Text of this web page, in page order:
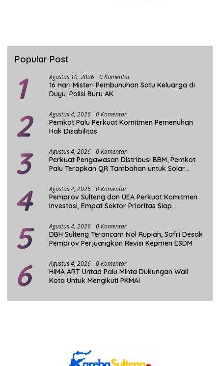
Popular Post
1 Agustus 10, 2026 0 Komentar
16 Hari Misteri Pembunuhan Satu Keluarga di
Duyu, Polisi Buru AK
2 Agustus 4, 2026 0 Komentar
Pemkot Palu Perkuat Komitmen Pemenuhan
Hak Disabilitas
3 Agustus 4, 2026 0 Komentar
Perkuat Pengawasan Distribusi BBM, Pemkot
Palu Terapkan QR Tambahan untuk Solar
4 Agustus 4, 2026 0 Komentar
Pemprov Sulteng dan UEA Perkuat Komitmen
Investasi, Empat Sektor Prioritas Siap
5 Agustus 4, 2026 0 Komentar
DBH Sulteng Terancam Nol Rupiah, Safri Desak
Pemprov Perjuangkan Revisi Kepmen ESDM
6 Agustus 4, 2026 0 Komentar
HIMA ART Untad Palu Minta Dukungan Wali
Kota Untuk Mengikuti PKMAI